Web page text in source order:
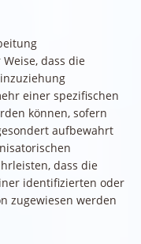
dass die
einer spezifischen
können, sofern
aufbewahrt
dass die
identifizierten oder
zugewiesen werden